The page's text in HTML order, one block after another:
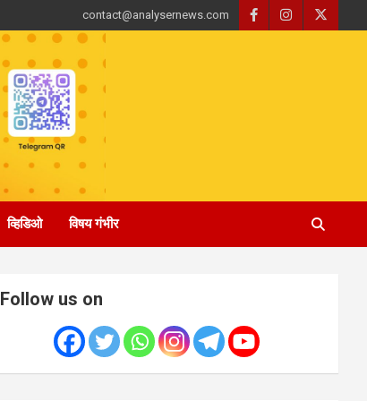
contact@analysernews.com
व्हिडिओ विषय गंभीर
Follow us on